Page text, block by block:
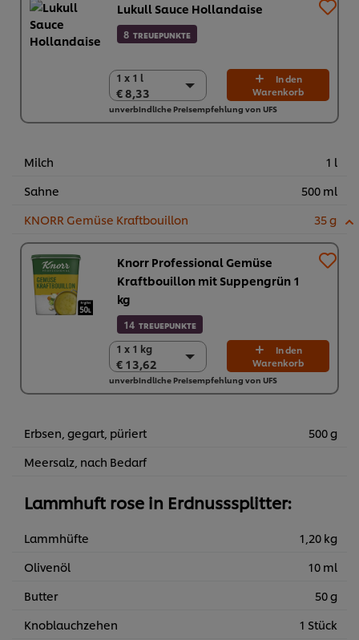
Lukull Sauce Hollandaise
8 TREUEPUNKTE
1 x 1 l
€ 8,33
1 x 1 l
€ 8,33
10 x 1 l
In den
Warenkorb
unverbindliche Preisempfehlung von UFS
Milch
1 l
Sahne
500 ml
KNORR Gemüse Kraftbouillon
35 g
Knorr Professional Gemüse
Kraftbouillon mit Suppengrün 1
kg
14 TREUEPUNKTE
1 x 1 kg
€ 13,62
1 x 1 kg
€ 13,62
6 x 1 kg
In den
Warenkorb
unverbindliche Preisempfehlung von UFS
Erbsen, gegart, püriert
500 g
Meersalz, nach Bedarf
Lammhuft rose in Erdnusssplitter:
Lammhüfte
1,20 kg
Olivenöl
10 ml
Butter
50 g
Knoblauchzehen
1 Stück